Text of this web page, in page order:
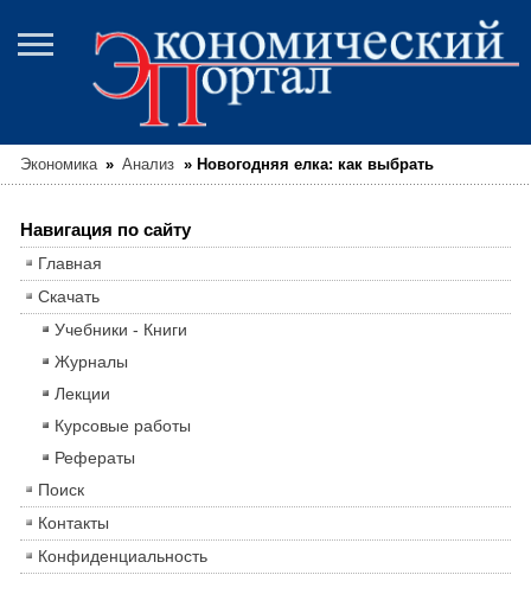
Экономика » Анализ » Новогодняя елка: как выбрать
Навигация по сайту
Главная
Скачать
Учебники - Книги
Журналы
Лекции
Курсовые работы
Рефераты
Поиск
Контакты
Конфиденциальность